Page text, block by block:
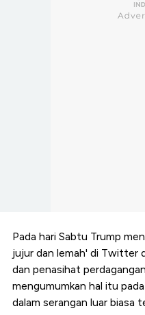
Pada hari Sabtu Trump
jujur dan lemah' di Twitter
dan penasihat
mengumumkan hal itu
dalam serangan luar biasa